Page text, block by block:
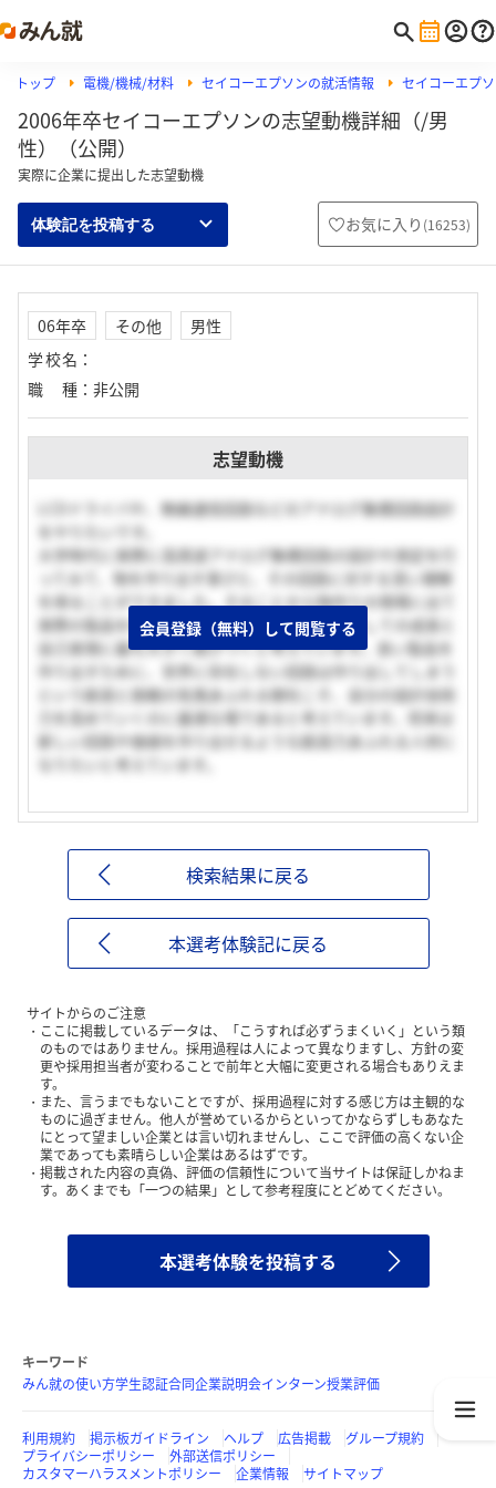
トップ 電機/機械/材料 セイコーエプソンの就活情報 セイコーエプ
2006年卒セイコーエプソンの志望動機詳細（/男
性）（公開）
実際に企業に提出した志望動機
体験記を投稿する お気に入り (16253)
06年卒 その他
男性
学校名 ：
職種 ： 非公開
志望動機
LCDドライバや、無線通信回路などのアナログ集積回路設計
をやりたいです。
大学時代に実際に高周波アナログ集積回路の設計や測定を行
ってみて、物を作り出す喜びと、その回路に対する深い理解
を得ることができました。そのことから物作りの現場に出て
実際の製品を作り出していくことが、技術者としての成長と
自己実現に最も大きく結びつくと考えています。良い製品を
作り出すために、世界に存在しない回路は作り出してしまう
という創造と挑戦の気風あふれる御社こそ、自分の設計技術
力を高めていくのに最適な場であると考えています。将来は
新しい回路や価値を作り出せるような創造力あふれる人材に
なりたいと考えています。
会員登録（無料）して閲覧する
検索結果に戻る
本選考体験記に戻る
サイトからのご注意
ここに掲載しているデータは、「こうすれば必ずうまくいく」という類
のものではありません。採用過程は人によって異なりますし、方針の変
更や採用担当者が変わることで前年と大幅に変更される場合もありえま
す。
また、言うまでもないことですが、採用過程に対する感じ方は主観的な
ものに過ぎません。他人が誉めているからといってかならずしもあなた
にとって望ましい企業とは言い切れませんし、ここで評価の高くない企
業であっても素晴らしい企業はあるはずです。
掲載された内容の真偽、評価の信頼性について当サイトは保証しかねま
す。あくまでも「一つの結果」として参考程度にとどめてください。
本選考体験を投稿する
キーワード
みん就の使い方学生認証合同企業説明会インターン授業評価
利用規約 掲示板ガイドライン ヘルプ 広告掲載
グループ規約
プライバシーポリシー
外部送信ポリシー
カスタマーハラスメントポリシー
企業情報 サイトマップ